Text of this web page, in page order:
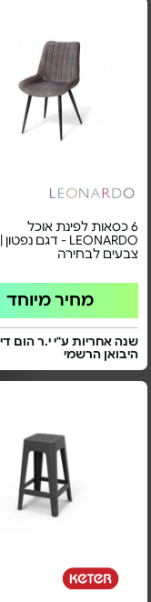
6 כסאות לפינת אוכל
LEONARDO - דגם נפטון |
צבעים לבחירה
מחיר מיוחד
שנה אחריות ע"י י.ר הום
היבואן הרשמי